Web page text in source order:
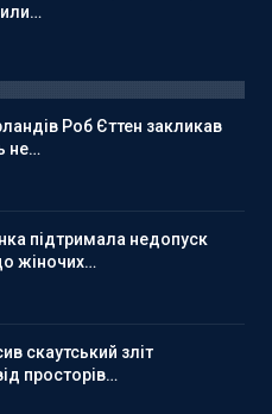
Роб Єттен закликав
не…
підтримала недопуск
жіночих…
скаутський зліт
просторів…